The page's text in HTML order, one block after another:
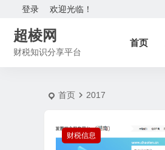
2017 | 超棱网欢迎光临！
登录
超棱网
财税知识分享平台
首页
首页 2017
财税信息